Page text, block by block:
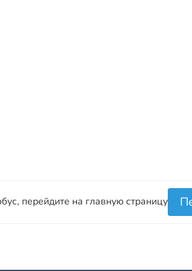
перейдите на главную страницу